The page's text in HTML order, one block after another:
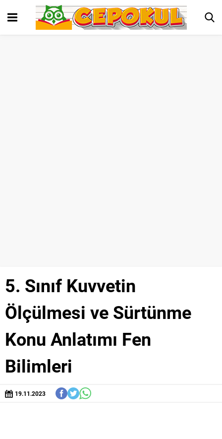
5. Sınıf Kuvvetin
Ölçülmesi ve Sürtünme
Konu Anlatımı Fen
Bilimleri
19.11.2023